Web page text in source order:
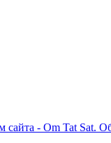
сайта - Om Tat Sat.